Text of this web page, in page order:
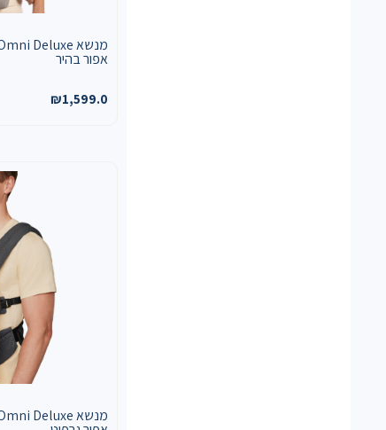
אפור בהיר
₪1,599.0